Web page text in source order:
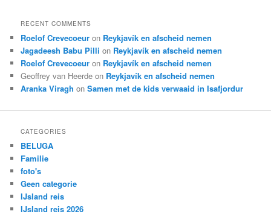
RECENT COMMENTS
Roelof Crevecoeur on Reykjavík en afscheid nemen
Jagadeesh Babu Pilli on Reykjavík en afscheid nemen
Roelof Crevecoeur on Reykjavík en afscheid nemen
Geoffrey van Heerde on Reykjavík en afscheid nemen
Aranka Viragh onSamen met de kids verwaaid in Isafjordur
CATEGORIES
BELUGA
Familie
foto's
Geen categorie
IJsland reis
IJsland reis 2026